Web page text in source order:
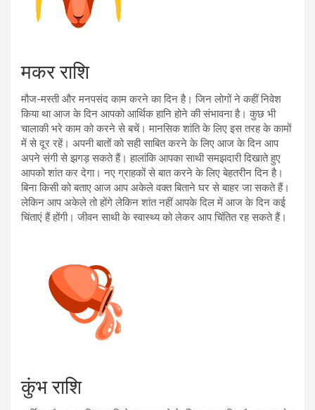
मकर राशि
मौज-मस्ती और मनपसंद काम करने का दिन है। जिन लोगों ने कहीं निवेश
किया था आज के दिन आपको आर्थिक हानि होने की संभावना है। कुछ भी
चालाकी भरे काम को करने से बचें। मानसिक शांति के लिए इस तरह के कामों
में से दूर रहें। अपनी बातों को सही साबित करने के लिए आज के दिन आप
अपने संगी से झगड़ सकते हैं। हालांकि आपका साथी समझदारी दिखाते हुए
आपको शांत कर देगा। नए ग्राहकों से बात करने के लिए बेहतरीन दिन है।
बिना किसी को बताए आज आप अकेले वक्त बिताने घर से बाहर जा सकते हैं।
लेकिन आप अकेले तो होंगे लेकिन शांत नहीं आपके दिल में आज के दिन कई
चिंताएं हैं होंगी। जीवन साथी के स्वास्थ्य को लेकर आप चिंतित रह सकते हैं।
कुंभ राशि